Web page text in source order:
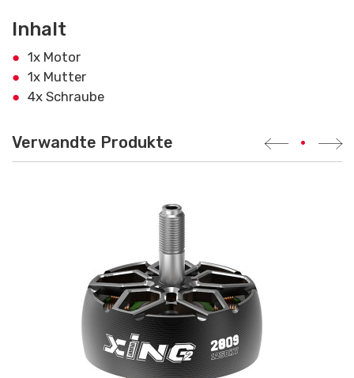
Inhalt
1x Motor
1x Mutter
4x Schraube
Verwandte Produkte •